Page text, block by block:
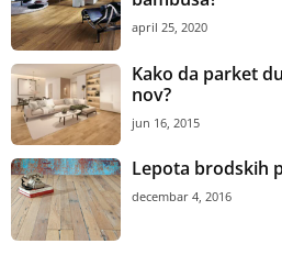
april 25, 2020
Kako da parket
nov?
jun 16, 2015
Lepota brodskih
decembar 4, 2016